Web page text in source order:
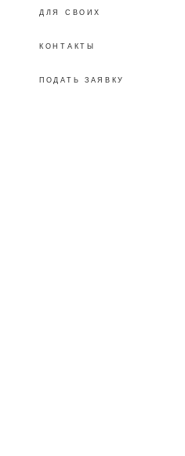
ДЛЯ СВОИХ
КОНТАКТЫ
ПОДАТЬ ЗАЯВКУ